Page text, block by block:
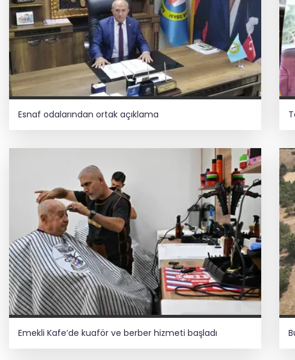
Esnaf odalarından ortak açıklama
Emekli Kafe’de kuaför ve berber hizmeti başladı